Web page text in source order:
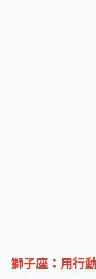
獅子座：用行